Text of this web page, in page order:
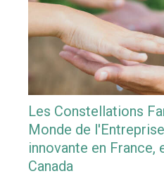
Les Constellations
Monde de
innovante en France,
Canada